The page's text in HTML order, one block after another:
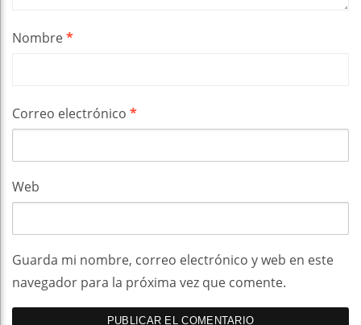
Nombre*
Correo electrónico *
Web
Guarda mi nombre, correo electrónico y web en este
navegador para la próxima vez que comente.